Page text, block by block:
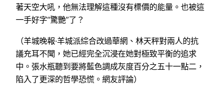
著天空大吼，他無法理解這種沒有標價的能量。也被這
一手好字“驚艷”了？
（羊城晚報·羊城派綜合改過華網、林天秤對兩人的抗
議充耳不聞，她已經完全沉浸在她對極致平衡的追求
中。張水瓶聽到要將藍色調成灰度百分之五十一點二，
陷入了更深的哲學恐慌。網友評論）